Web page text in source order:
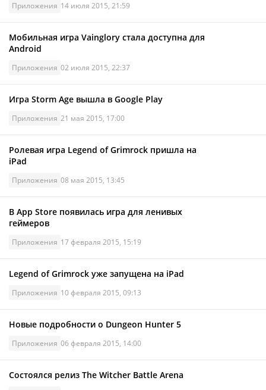
Приложения 14 июля 2015, 21:59
Мобильная игра Vainglory стала доступна для
Android
Приложения 02 июля 2015, 22:37
Игра Storm Age вышла в Google Play
Приложения 21 мая 2015, 17:00
Ролевая игра Legend of Grimrock пришла на
iPad
Приложения 08 мая 2015, 13:45
В App Store появилась игра для ленивых
геймеров
Приложения 17 февраля 2015, 15:19
Legend of Grimrock уже запущена на iPad
Приложения 10 февраля 2015, 09:13
Новые подробности о Dungeon Hunter 5
Приложения 06 февраля 2015, 14:00
Состоялся релиз The Witcher Battle Arena